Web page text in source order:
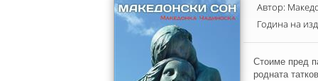
Автор:
Година на
Стоиме пред
родната